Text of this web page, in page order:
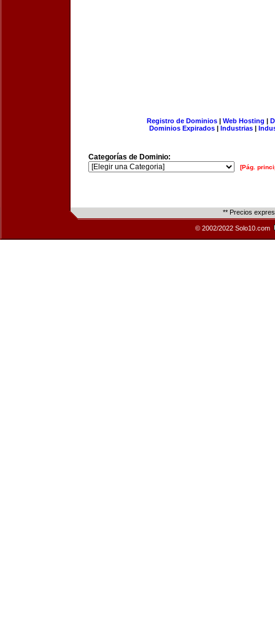
Registro de Dominios| Web Hosting |
Dominios Expirados | Industrias |
Categorías de Dominio:
[Pág.
** Precios
© 2002/2022 Solo10.com